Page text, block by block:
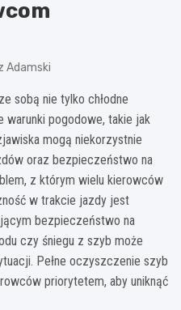
Adamski
sobą nie tylko chłodne
pogodowe, takie jak
mogą niekorzystnie
oraz bezpieczeństwo na
z którym wielu kierowców
w trakcie jazdy jest
bezpieczeństwo na
czy śniegu z szyb może
Pełne oczyszczenie szyb
priorytetem, aby uniknąć